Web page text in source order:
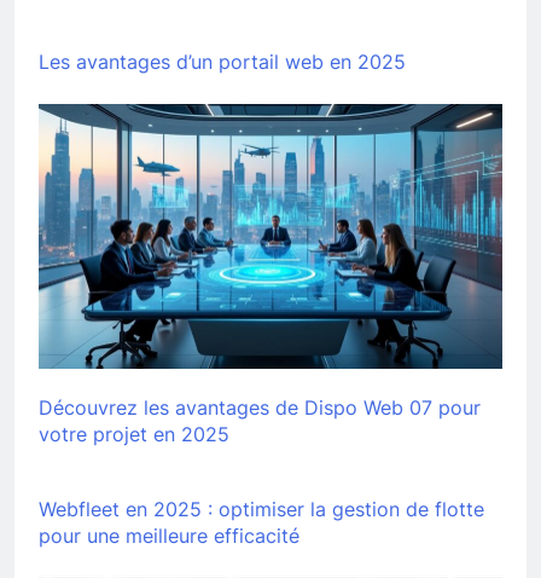
Les avantages d’un portail web en 2025
Découvrez les avantages de Dispo Web 07 pour
votre projet en 2025
Webfleet en 2025 : optimiser la gestion de flotte
pour une meilleure efficacité